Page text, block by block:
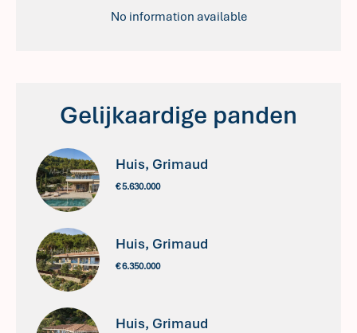
No information available
Gelijkaardige panden
Huis, Grimaud
€ 5.630.000
Huis, Grimaud
€ 6.350.000
Huis, Grimaud